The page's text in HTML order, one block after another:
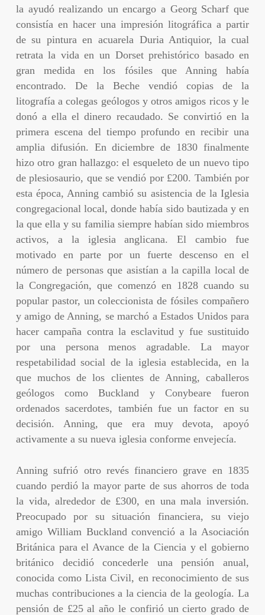
la ayudó realizando un encargo a Georg Scharf que
consistía en hacer una impresión litográfica a partir
de su pintura en acuarela Duria Antiquior, la cual
retrata la vida en un Dorset prehistórico basado en
gran medida en los fósiles que Anning había
encontrado. De la Beche vendió copias de la
litografía a colegas geólogos y otros amigos ricos y le
donó a ella el dinero recaudado. Se convirtió en la
primera escena del tiempo profundo en recibir una
amplia difusión. En diciembre de 1830 finalmente
hizo otro gran hallazgo: el esqueleto de un nuevo tipo
de plesiosaurio, que se vendió por £200. También por
esta época, Anning cambió su asistencia de la Iglesia
congregacional local, donde había sido bautizada y en
la que ella y su familia siempre habían sido miembros
activos, a la iglesia anglicana. El cambio fue
motivado en parte por un fuerte descenso en el
número de personas que asistían a la capilla local de
la Congregación, que comenzó en 1828 cuando su
popular pastor, un coleccionista de fósiles compañero
y amigo de Anning, se marchó a Estados Unidos para
hacer campaña contra la esclavitud y fue sustituido
por una persona menos agradable. La mayor
respetabilidad social de la iglesia establecida, en la
que muchos de los clientes de Anning, caballeros
geólogos como Buckland y Conybeare fueron
ordenados sacerdotes, también fue un factor en su
decisión. Anning, que era muy devota, apoyó
activamente a su nueva iglesia conforme envejecía.
Anning sufrió otro revés financiero grave en 1835
cuando perdió la mayor parte de sus ahorros de toda
la vida, alrededor de £300, en una mala inversión.
Preocupado por su situación financiera, su viejo
amigo William Buckland convenció a la Asociación
Británica para el Avance de la Ciencia y el gobierno
británico decidió concederle una pensión anual,
conocida como Lista Civil, en reconocimiento de sus
muchas contribuciones a la ciencia de la geología. La
pensión de £25 al año le confirió un cierto grado de